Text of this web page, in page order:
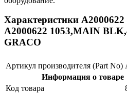
Характеристики
A2000622 1053,MAIN
GRACO
Артикул производителя (Part No)
Информация о товаре
Код товара